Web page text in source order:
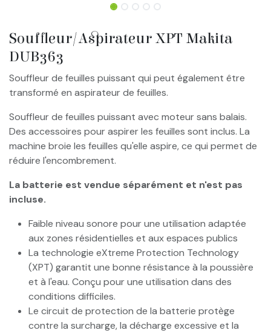
Souffleur/Aspirateur XPT Makita
DUB363
Souffleur de feuilles puissant qui peut également être
transformé en aspirateur de feuilles.
Souffleur de feuilles puissant avec moteur sans balais.
Des accessoires pour aspirer les feuilles sont inclus. La
machine broie les feuilles qu'elle aspire, ce qui permet de
réduire l'encombrement.
La batterie est vendue séparément et n'est pas
incluse.
Faible niveau sonore pour une utilisation adaptée
aux zones résidentielles et aux espaces publics
La technologie eXtreme Protection Technology
(XPT) garantit une bonne résistance à la poussière
et à l'eau. Conçu pour une utilisation dans des
conditions difficiles.
Le circuit de protection de la batterie protège
contre la surcharge, la décharge excessive et la